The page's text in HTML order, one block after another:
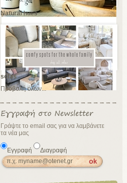
Natural hues
sofas
Προβολή όλων...
Γράψτε το email σας για να λαμβάνετε
τα νέα μας
Εγγραφή Διαγραφή